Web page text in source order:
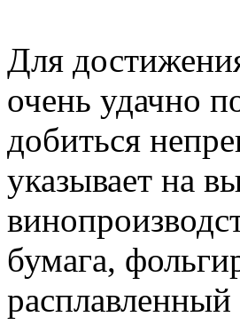
Для
очень удачно
добиться
указывает на
бумага,